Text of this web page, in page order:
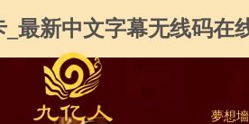
最新中文字幕无线码在
夢想墻